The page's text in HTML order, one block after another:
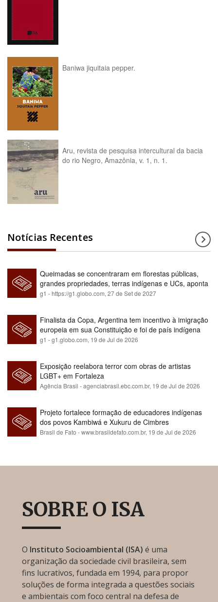
Baniwa jiquitaia pepper.
Aru, revista de pesquisa intercultural da bacia
do rio Negro, Amazônia, v. 1, n. 1.
Notícias Recentes
Queimadas se concentraram em florestas públicas,
grandes propriedades, terras indígenas e UCs, aponta
relatório
g1 - https://g1.globo.com, 27 de Set de 2027
Finalista da Copa, Argentina tem incentivo à imigração
europeia em sua Constituição e foi de país indígena
para maioria branca
g1 - g1.globo.com, 19 de Jul de 2026
Exposição reelabora terror com obras de artistas
LGBT+ em Fortaleza
Agência Brasil - agenciabrasil.ebc.com.br, 19 de Jul de 2026
Projeto fortalece formação de educadores indígenas
dos povos Kambiwá e Xukuru de Cimbres
Brasil de Fato - www.brasildefato.com.br, 19 de Jul de 2026
SOBRE O ISA
O Instituto Socioambiental (ISA) é uma
organização da sociedade civil brasileira, sem
fins lucrativos, fundada em 1994, para propor
soluções de forma integrada a questões sociais
e ambientais com foco central na defesa de